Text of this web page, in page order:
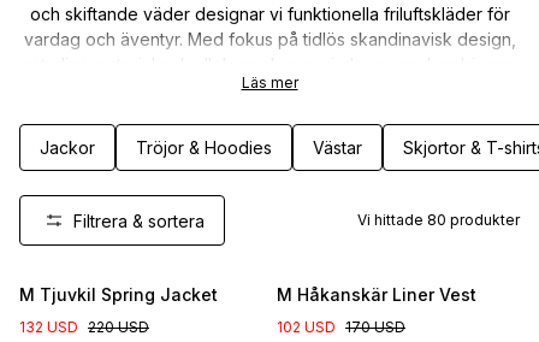
och skiftande väder designar vi funktionella friluftskläder för
vardag och äventyr. Med fokus på tidlös skandinavisk design,
naturliga material och ullplagg skapar vi plagg som kombinerar
slitstyrka, komfort och genomtänkta detaljer. Kläder som är
livet utomhus.
Läs mer
Jackor Tröjor & Hoodies Västar Skjortor & T-
Filtrera & sortera Vi hittade 80 produkter
New Colour
M Tjuvkil Spring Jacket
132 USD 220 USD
M Håkanskär Liner Vest
102 USD 170 USD